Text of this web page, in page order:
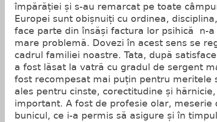
împărăției și s-au remarcat pe toate
Europei sunt obișnuiți cu ordinea,
face parte din însăși factura lor psihică n-
mare problemă. Dovezi în acest sens se
cadrul familiei noastre. Tata, după
a fost lăsat la vatră cu gradul de sergent
fost recompesat mai puțin pentru meritele
ales pentru cinste, corectitudine și
important. A fost de profesie olar, meserie
bunicul, ce i-a permis să asigure și în